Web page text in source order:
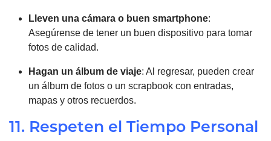
Lleven una cámara o buen smartphone:
Asegúrense de tener un buen dispositivo para tomar
fotos de calidad.
Hagan un álbum de viaje: Al regresar, pueden crear
un álbum de fotos o un scrapbook con entradas,
mapas y otros recuerdos.
11. Respeten el Tiempo Personal